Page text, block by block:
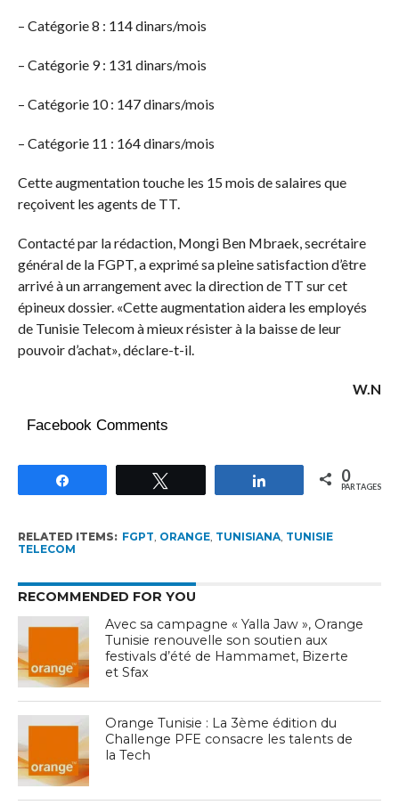
– Catégorie 8 : 114 dinars/mois
– Catégorie 9 : 131 dinars/mois
– Catégorie 10 : 147 dinars/mois
– Catégorie 11 : 164 dinars/mois
Cette augmentation touche les 15 mois de salaires que
reçoivent les agents de TT.
Contacté par la rédaction, Mongi Ben Mbraek, secrétaire
général de la FGPT, a exprimé sa pleine satisfaction d’être
arrivé à un arrangement avec la direction de TT sur cet
épineux dossier. «Cette augmentation aidera les employés
de Tunisie Telecom à mieux résister à la baisse de leur
pouvoir d’achat», déclare-t-il.
W.N
Facebook Comments
Partagez 0
PARTAGES
RELATED ITEMS: FGPT, ORANGE, TUNISIANA, TUNISIE
TELECOM
RECOMMENDED FOR YOU
Avec sa campagne « Yalla Jaw », Orange
Tunisie renouvelle son soutien aux
festivals d’été de Hammamet, Bizerte
et Sfax
Orange Tunisie : La 3ème édition du
Challenge PFE consacre les talents de
la Tech